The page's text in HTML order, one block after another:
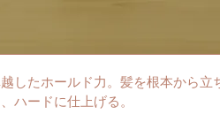
したホールド力。髪を根本から立
ハードに仕上げる。